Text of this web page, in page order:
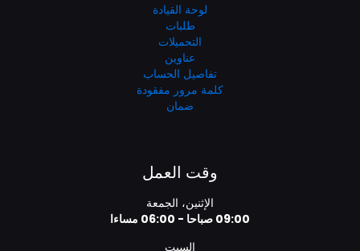
لوحة القيادة
طلبات
التحميلات
عناوين
تفاصيل الحساب
كلمة مرور مفقودة
ضمان
وقت العمل
الإثنين، الجمعة
09:00 صباحا - 06:00 مساءا
السبت